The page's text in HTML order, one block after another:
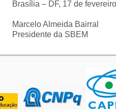
Brasília – DF, 17 de
Marcelo Almeida Bairral
Presidente da SBEM